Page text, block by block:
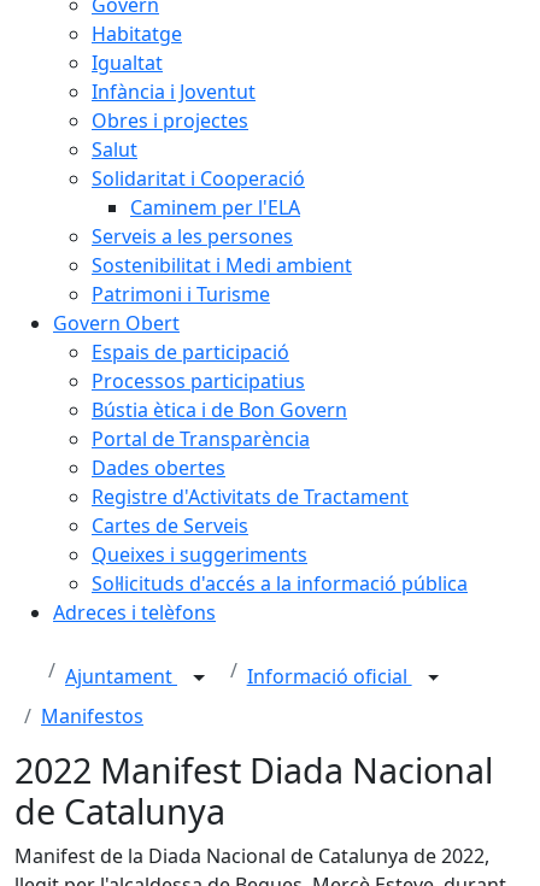
Habitatge
Igualtat
Infància i Joventut
Obres i projectes
Salut
Solidaritat i Cooperació
Caminem per l'ELA
Serveis a les persones
Sostenibilitat i Medi ambient
Patrimoni i Turisme
Govern Obert
Espais de participació
Processos participatius
Bústia ètica i de Bon Govern
Portal de Transparència
Dades obertes
Registre d'Activitats de Tractament
Cartes de Serveis
Queixes i suggeriments
Sol·licituds d'accés a la informació pública
Adreces i telèfons
Ajuntament
Informació oficial
Manifestos
2022 Manifest Diada Nacional
de Catalunya
Manifest de la Diada Nacional de Catalunya de 2022,